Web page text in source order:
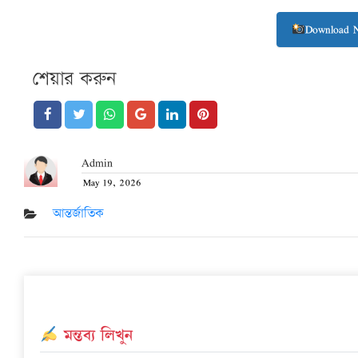
Download
শেয়ার করুন
Admin
Posted
on
May 19, 2026
আন্তর্জাতিক
মন্তব্য লিখুন